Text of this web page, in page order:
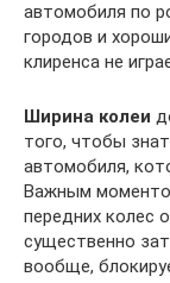
автомобиля по
городов и
клиренса не
Ширина колеи
того, чтобы
автомобиля,
Важным
передних колес
существенно
вообще,